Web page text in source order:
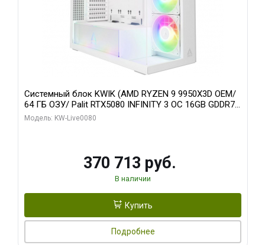
Системный блок KWIK (AMD RYZEN 9 9950X3D OEM/
64 ГБ ОЗУ/ Palit RTX5080 INFINITY 3 OC 16GB GDDR7
256bit 3xDP H/ 960 ГБ SSD)
Модель: KW-Live0080
370 713 руб.
В наличии
Купить
Подробнее